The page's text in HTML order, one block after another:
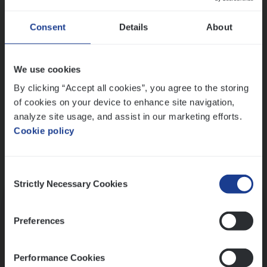
Consent Details About
We use cookies
By clicking “Accept all cookies”, you agree to the storing
of cookies on your device to enhance site navigation,
analyze site usage, and assist in our marketing efforts.
Cookie policy
Selection
Strictly Necessary Cookies
Preferences
Performance Cookies
Ons sollicitatieproces